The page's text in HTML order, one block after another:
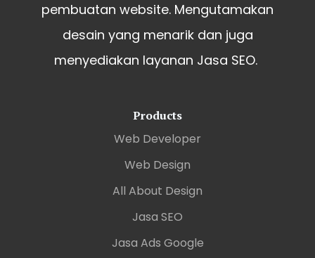
pembuatan website. Mengutamakan
desain yang menarik dan juga
menyediakan layanan Jasa SEO.
Products
Web Developer
Web Design
All About Design
Jasa SEO
Jasa Ads Google